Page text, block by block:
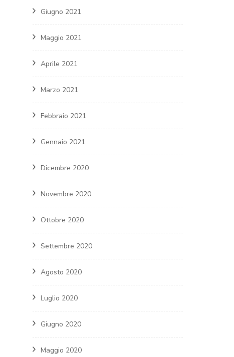
Giugno 2021
Maggio 2021
Aprile 2021
Marzo 2021
Febbraio 2021
Gennaio 2021
Dicembre 2020
Novembre 2020
Ottobre 2020
Settembre 2020
Agosto 2020
Luglio 2020
Giugno 2020
Maggio 2020